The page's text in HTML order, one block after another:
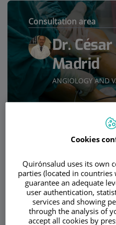
Consultation area
Dr.
Madrid
ANGIOLOGY AND
Description Services
Opening hours
Make an
Cookies
Quirónsalud uses its own
parties (located in
guarantee an adequate
user authentication,
services and showing
through the analysis of
accept all cookies by